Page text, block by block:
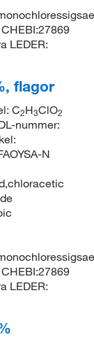
LEDER:
flagor
C2H3ClO2
nummer:
N
LEDER: